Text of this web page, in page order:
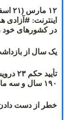
۱۲
در کشورهای
یک سال از
۱۹۰ سال و سه ماه حبس برای ۲۳ درویش گنابادی قطعی شد
خطر از دست دادن